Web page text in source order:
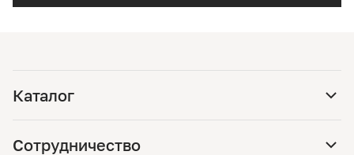
Каталог
Сотрудничество